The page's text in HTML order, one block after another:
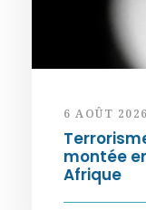
6 AOÛT 2026
montée
Afrique